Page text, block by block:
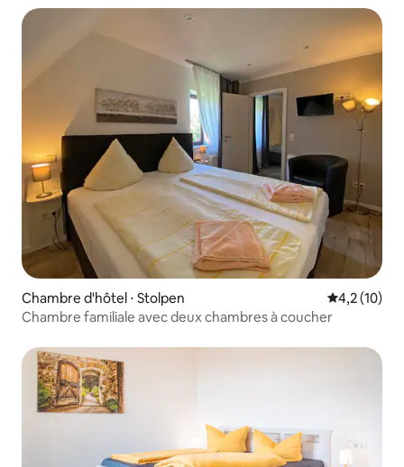
Chambre d'hôtel ⋅ Stolpen Évaluation
4,2 (10)
Chambre familiale avec deux chambres à coucher